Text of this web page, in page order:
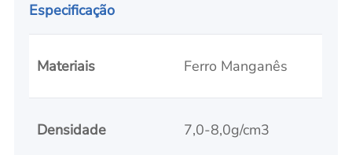
Especificação
Materiais Ferro Manganês
Densidade 7,0-8,0g/cm3